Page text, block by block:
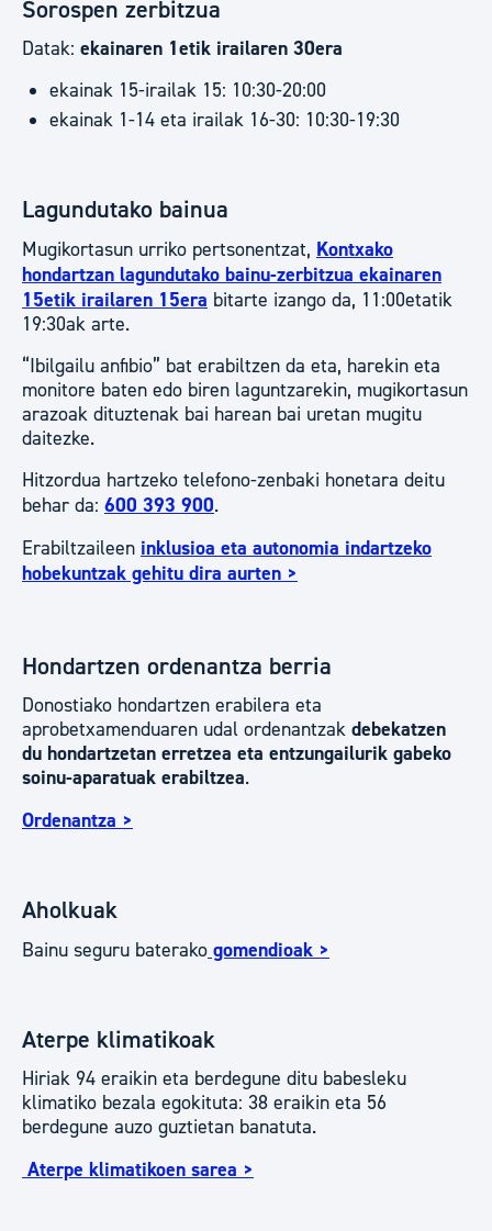
Sorospen zerbitzua
Datak: ekainaren 1etik irailaren 30era
ekainak 15-irailak 15: 10:30-20:00
ekainak 1-14 eta irailak 16-30: 10:30-19:30
Lagundutako bainua
Mugikortasun urriko pertsonentzat, Kontxako
hondartzan lagundutako bainu-zerbitzua ekainaren
15etik irailaren 15era bitarte izango da, 11:00etatik
19:30ak arte.
“Ibilgailu anfibio” bat erabiltzen da eta, harekin eta
monitore baten edo biren laguntzarekin, mugikortasun
arazoak dituztenak bai harean bai uretan mugitu
daitezke.
Hitzordua hartzeko telefono-zenbaki honetara deitu
behar da: 600 393 900.
Erabiltzaileen inklusioa eta autonomia indartzeko
hobekuntzak gehitu dira aurten >
Hondartzen ordenantza berria
Donostiako hondartzen erabilera eta
aprobetxamenduaren udal ordenantzak debekatzen
du hondartzetan erretzea eta entzungailurik gabeko
soinu-aparatuak erabiltzea.
Ordenantza >
Aholkuak
Bainu seguru baterako gomendioak >
Aterpe klimatikoak
Hiriak 94 eraikin eta berdegune ditu babesleku
klimatiko bezala egokituta: 38 eraikin eta 56
berdegune auzo guztietan banatuta.
Aterpe klimatikoen sarea >